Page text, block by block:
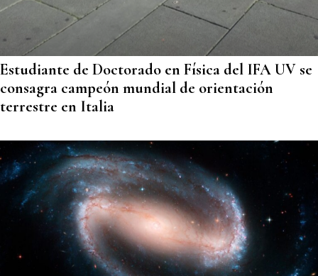
Estudiante de Doctorado en Física del IFA UV se
consagra campeón mundial de orientación
terrestre en Italia